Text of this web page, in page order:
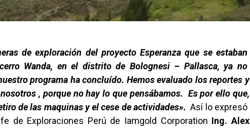
de exploración del proyecto Esperanza que se estaban
Wanda, en el distrito de Bolognesi – Pallasca, ya no
programa ha concluído. Hemos evaluado los reportes y
, porque no hay lo que pensábamos. Es por ello que,
de las maquinas y el cese de actividades». Así lo expresó
de Exploraciones Perú de Iamgold Corporation Ing. Alex